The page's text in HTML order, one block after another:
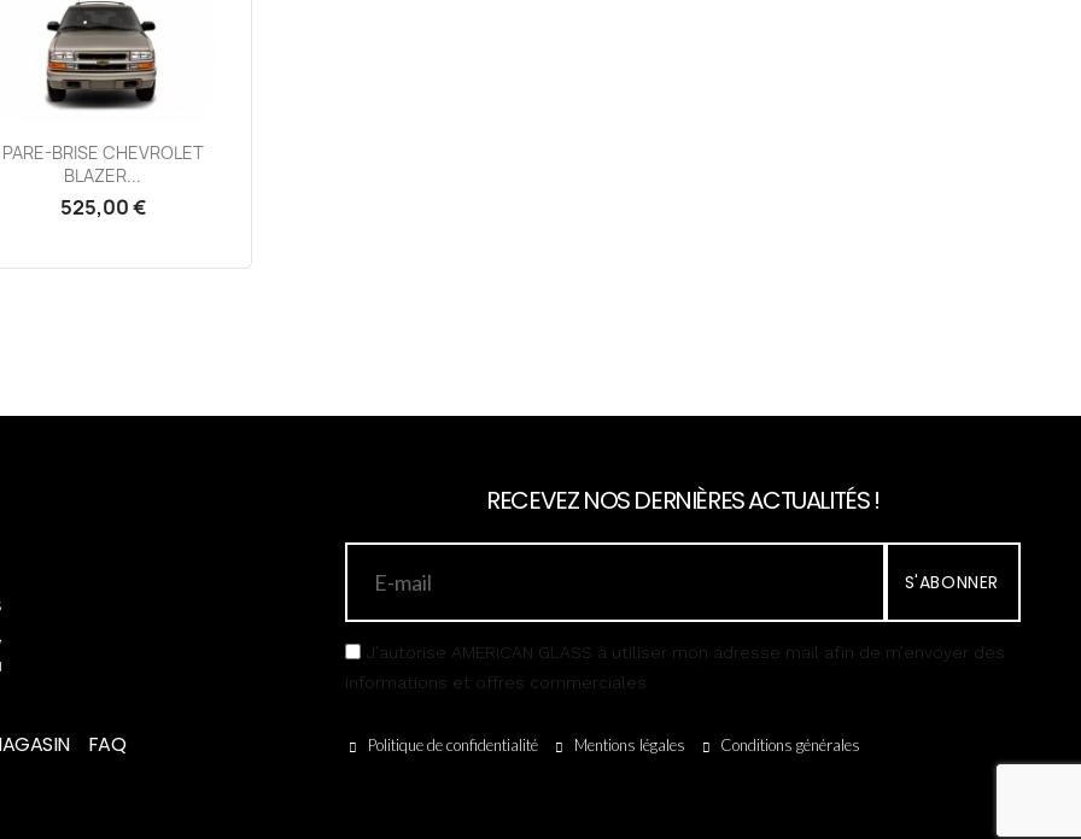
Aperçu rapide
PARE-BRISE CHEVROLET
BLAZER...
525,00 €
FAQ
RECEVEZ NOS DERNIÈRES ACTUALITÉS !
S'ABONNER
J’autorise AMERICAN GLASS à utiliser mon adresse mail afin de m’envoyer des
informations et offres commerciales
Politique de confidentialité Mentions légales Conditions générales